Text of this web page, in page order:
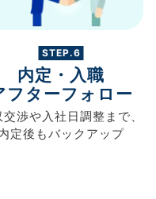
STEP.6
内定・入職
フターフォロー
交渉や入社日調整まで、
定後もバックアップ